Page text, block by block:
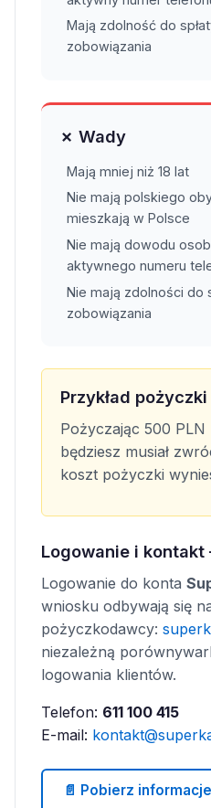
Mają zdolność do
zobowiązania
✗ Wady
Mają mniej niż 18 lat
Nie mają polskiego
mieszkają w Polsce
Nie mają dowodu
aktywnego numeru
Nie mają zdolności do
zobowiązania
Przykład pożyczki
Pożyczając 500 PLN
będziesz musiał
koszt pożyczki
Logowanie i kontakt
Logowanie do konta
wniosku odbywają się
pożyczkodawcy:
niezależną
logowania klientów.
Telefon: 611 100 415
E-mail:
📄 Pobierz